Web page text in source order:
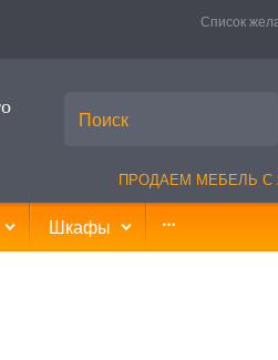
Список
ПРОДАЕМ МЕБЕЛЬ С
Шкафы